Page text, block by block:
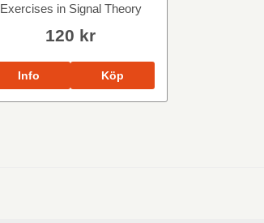
Exercises in Signal Theory
120 kr
Info Köp